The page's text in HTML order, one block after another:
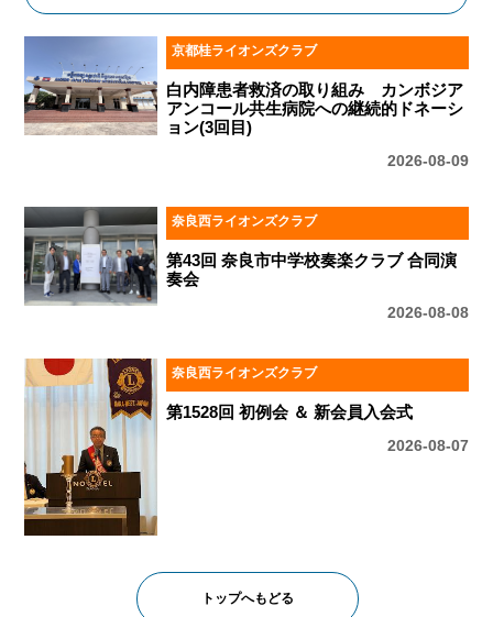
京都桂ライオンズクラブ
白内障患者救済の取り組み カンボジア
アンコール共生病院への継続的ドネーシ
ョン(3回目)
2026-08-09
奈良西ライオンズクラブ
第43回 奈良市中学校奏楽クラブ 合同演
奏会
2026-08-08
奈良西ライオンズクラブ
第1528回 初例会 ＆ 新会員入会式
2026-08-07
トップへもどる